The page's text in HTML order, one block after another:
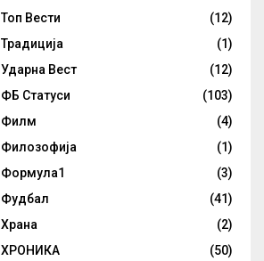
Топ Вести
(12)
Традиција
(1)
Ударна Вест
(12)
ФБ Статуси
(103)
Филм
(4)
Филозофија
(1)
Формула1
(3)
Фудбал
(41)
Храна
(2)
ХРОНИКА
(50)